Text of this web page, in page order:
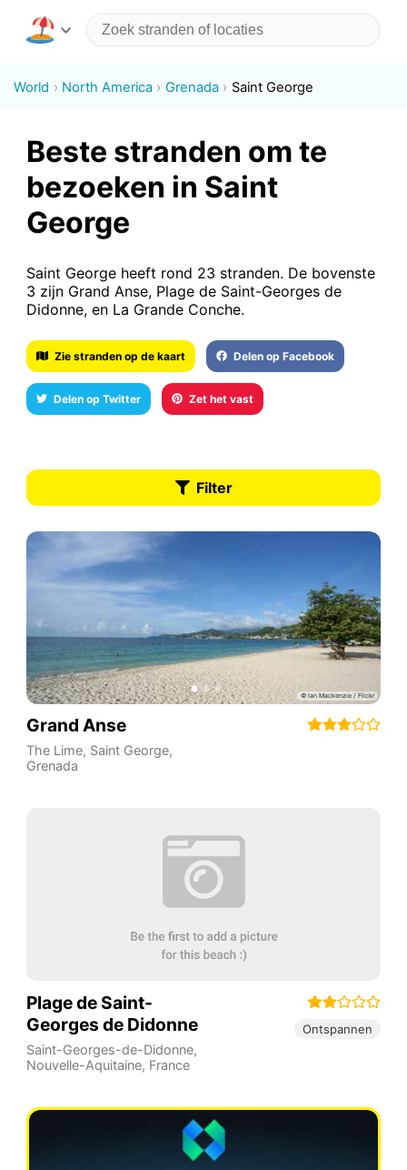
World North America Grenada Saint George
Beste stranden om te
bezoeken in Saint
George
Saint George heeft rond 23 stranden. De bovenste
3 zijn Grand Anse, Plage de Saint-Georges de
Didonne, en La Grande Conche.
Zie stranden op de kaart Delen op Facebook
Delen op Twitter Zet het vast
Filter
Grand Anse
The Lime, Saint George,
Grenada
Plage de Saint-
Georges de Didonne
Saint-Georges-de-Didonne,
Nouvelle-Aquitaine, France
Ontspannen